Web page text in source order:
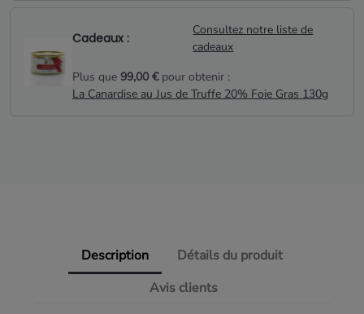
Cadeaux :
Consultez notre liste de
cadeaux
Plus que 99,00 €pour obtenir :
La Canardise au Jus de Truffe 20% Foie Gras 130g
Description
Détails du produit
Avis clients